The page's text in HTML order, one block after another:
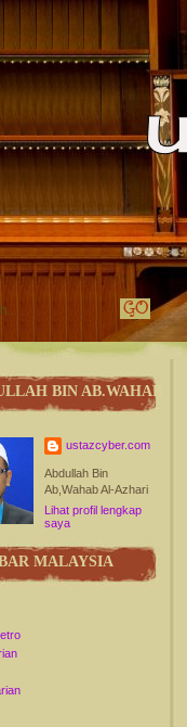
BIN AB.WAHAB
ustazcyber.com
Abdullah Bin
Ab,Wahab Al-Azhari
Lihat profil lengkap
saya
MALAYSIA